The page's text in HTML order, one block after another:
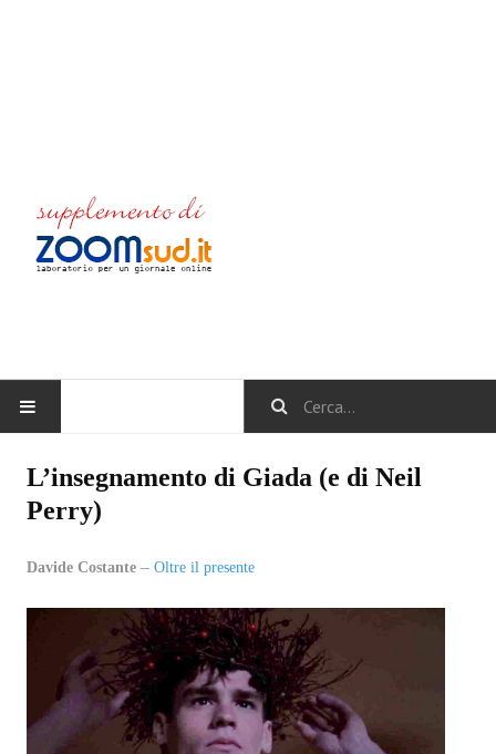
EPI-STAFF
CONTATTI
QUOVADIS
SEZIONI
Oltre il presente
L’insegnamento di Giada (e di Neil
Perry)
Davide Costante Oltre il presente